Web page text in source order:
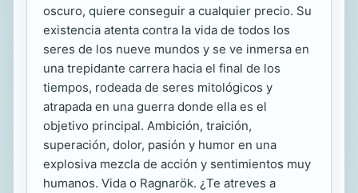
oscuro, quiere conseguir a cualquier precio. Su
existencia atenta contra la vida de todos los
seres de los nueve mundos y se ve inmersa en
una trepidante carrera hacia el final de los
tiempos, rodeada de seres mitológicos y
atrapada en una guerra donde ella es el
objetivo principal. Ambición, traición,
superación, dolor, pasión y humor en una
explosiva mezcla de acción y sentimientos muy
humanos. Vida o Ragnarök. ¿Te atreves a